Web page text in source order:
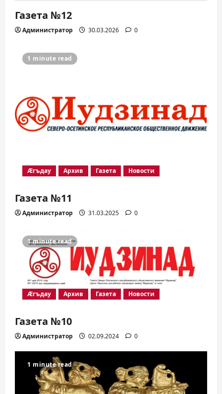
Газета №12
Администратор 30.03.2026 0
1 minute read
Æгъдау Архив Газета Новости
Газета №11
Администратор 31.03.2025 0
1 minute read
Æгъдау Архив Газета Новости
Газета №10
Администратор 02.09.2024 0
1 minute read